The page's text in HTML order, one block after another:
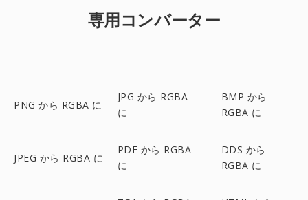
専用コンバーター
PNG から RGBA に
JPG から RGBA
に
BMP から
RGBA に
JPEG から RGBA に
PDF から RGBA
に
DDS から
RGBA に